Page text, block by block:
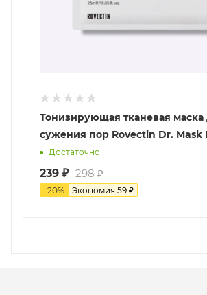
Тонизирующая тканевая маска
сужения пор Rovectin Dr. Mask
Достаточно
239 ₽ 298 ₽
-20% Экономия 59 ₽